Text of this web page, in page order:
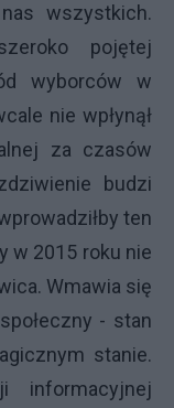
wszystkich.
pojętej
wyborców w
nie wpłynął
za czasów
budzi
ten
w 2015 roku nie
Wmawia się
- stan
stanie.
informacyjnej